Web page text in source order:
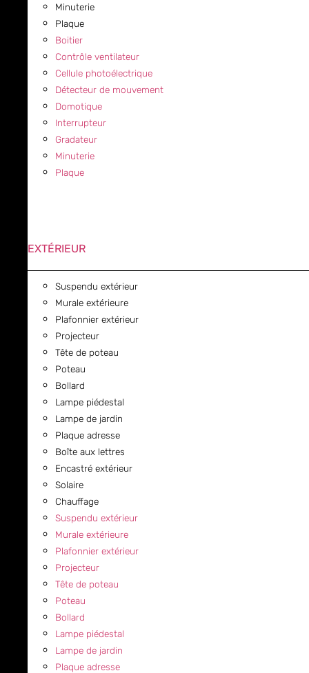
Minuterie
Plaque
Boitier
Contrôle ventilateur
Cellule photoélectrique
Détecteur de mouvement
Domotique
Interrupteur
Gradateur
Minuterie
Plaque
EXTÉRIEUR
Suspendu extérieur
Murale extérieure
Plafonnier extérieur
Projecteur
Tête de poteau
Poteau
Bollard
Lampe piédestal
Lampe de jardin
Plaque adresse
Boîte aux lettres
Encastré extérieur
Solaire
Chauffage
Suspendu extérieur
Murale extérieure
Plafonnier extérieur
Projecteur
Tête de poteau
Poteau
Bollard
Lampe piédestal
Lampe de jardin
Plaque adresse